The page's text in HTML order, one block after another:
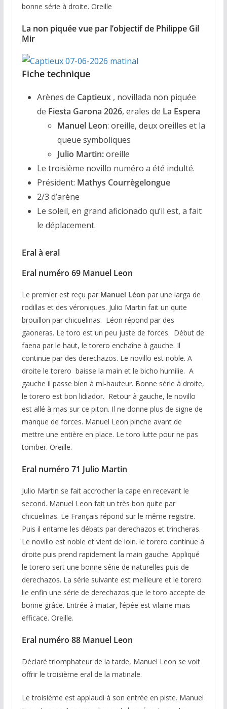
bonne série à droite. Oreille
La non piquée vue par l’objectif de Philippe Gil
Mir
Fiche technique
Arènes de Captieux, novillada non piquée
de Fiesta Garona 2026, erales de La Espera
Manuel Leon: oreille, deux oreilles et la
queue symboliques
Julio Martin:oreille
Le troisième novillo numéro a été indulté.
Président: Mathys Courrègelongue
2/3 d’arène
Le soleil, en grand aficionado qu’il est, a fait
le déplacement.
Eral à eral
Eral numéro 69 Manuel Leon
Le premier est reçu parManuel Léon par une larga de
rodillas et des véroniques. Julio Martin fait un quite
brouillon par chicuelinas. Léon répond par des
gaoneras. Le toro est un peu juste de forces. Début de
faena par le haut, le torero enchaîne à gauche. Il
continue par des derechazos. Le novillo est noble. A
droite le torero baisse la main et le bicho humilie. A
gauche il passe bien à mi-hauteur. Bonne série à droite,
le torero est bon lidiador. Retour à gauche, le novillo
est allé à mas sur ce piton. Il ne donne plus de signe de
manque de forces. Manuel Leon pinche avant de
mettre une entière en place. Le toro lutte pour ne pas
tomber. Oreille.
Eral numéro 71 Julio Martin
Julio Martin se fait accrocher la cape en recevant le
second. Manuel Leon fait un très bon quite par
chicuelinas. Le Français répond sur le même registre.
Puis il entame les débats par derechazos et trincheras.
Le novillo est noble et vient de loin. le torero continue à
droite puis prend rapidement la main gauche. Appliqué
le torero sert une bonne série de naturelles puis de
derechazos. La série suivante est meilleure et le torero
lie enfin une série de derechazos que le toro accepte de
bonne grâce. Entrée à matar, l’épée est vilaine mais
efficace. Oreille.
Eral numéro 88 Manuel Leon
Déclaré triomphateur de la tarde, Manuel Leon se voit
offrir le troisième eral de la matinale.
Le troisième est applaudi à son entrée en piste. Manuel